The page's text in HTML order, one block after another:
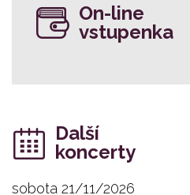
On-line
vstupenka
Další
koncerty
sobota 21/11/2026